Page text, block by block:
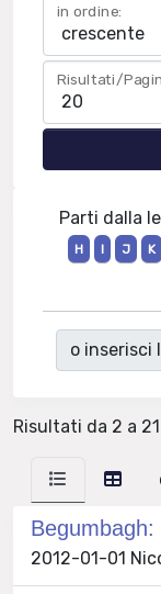
in ordine:
Risultati/
Parti dalla
H
I J K
o inserisci
Risultati da 2 a
2012-01-01